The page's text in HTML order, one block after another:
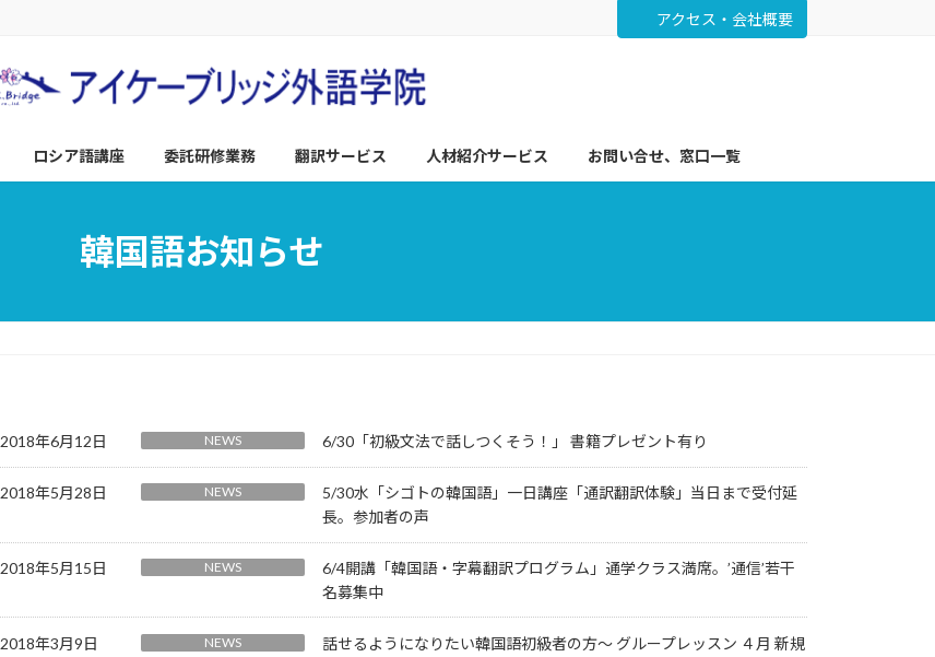
アクセス・会社概要
ロシア語講座 委託研修業務 翻訳サービス 人材紹介サービス お問い合せ、窓口一覧
韓国語お知らせ
2018年6月12日 NEWS 6/30「初級文法で話しつくそう！」 書籍プレゼント有り
2018年5月28日 NEWS
5/30水「シゴトの韓国語」一日講座「通訳翻訳体験」当日まで受付延
長。参加者の声
2018年5月15日 NEWS
6/4開講「韓国語・字幕翻訳プログラム」通学クラス満席。’通信’若干
名募集中
2018年3月9日 NEWS
話せるようになりたい韓国語初級者の方～ グループレッスン ４月 新規